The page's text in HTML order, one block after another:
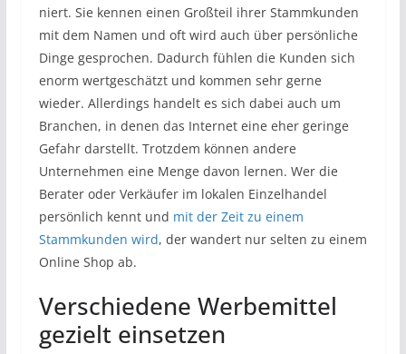
niert. Sie kennen einen Großteil ihrer Stammkunden
mit dem Namen und oft wird auch über persönliche
Dinge gesprochen. Dadurch fühlen die Kunden sich
enorm wertgeschätzt und kommen sehr gerne
wieder. Allerdings handelt es sich dabei auch um
Branchen, in denen das Internet eine eher geringe
Gefahr darstellt. Trotzdem können andere
Unternehmen eine Menge davon lernen. Wer die
Berater oder Verkäufer im lokalen Einzelhandel
persönlich kennt und mit der Zeit zu einem
Stammkunden wird, der wandert nur selten zu einem
Online Shop ab.
Verschiedene Werbemittel
gezielt einsetzen